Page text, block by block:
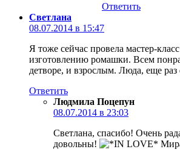
Ответить
Светлана
08.07.2014 в 15:47
Я тоже сейчас провела мастер-
изготовлению ромашки. Всем
детворе, и взрослым. Люда, еще раз
Ответить
Людмила Поцепун
08.07.2014 в 23:03
Светлана, спасибо! Очень
довольны!